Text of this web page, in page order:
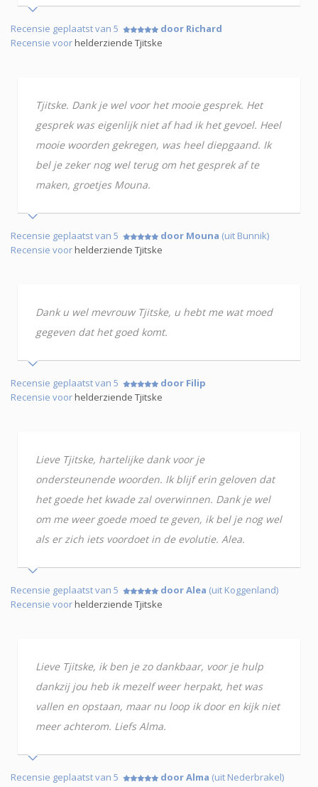
Recensie geplaatst van 5
door Richard
Recensie voorhelderziende Tjitske
Tjitske. Dank je wel voor het mooie gesprek. Het
gesprek was eigenlijk niet af had ik het gevoel. Heel
mooie woorden gekregen, was heel diepgaand. Ik
bel je zeker nog wel terug om het gesprek af te
maken, groetjes Mouna.
Recensie geplaatst van 5 door Mouna (uit Bunnik)
Recensie voorhelderziende Tjitske
Dank u wel mevrouw Tjitske, u hebt me wat moed
gegeven dat het goed komt.
Recensie geplaatst van 5
door Filip
Recensie voorhelderziende Tjitske
Lieve Tjitske, hartelijke dank voor je
ondersteunende woorden. Ik blijf erin geloven dat
het goede het kwade zal overwinnen. Dank je wel
om me weer goede moed te geven, ik bel je nog wel
als er zich iets voordoet in de evolutie. Alea.
Recensie geplaatst van 5 door Alea (uit Koggenland)
Recensie voorhelderziende Tjitske
Lieve Tjitske, ik ben je zo dankbaar, voor je hulp
dankzij jou heb ik mezelf weer herpakt, het was
vallen en opstaan, maar nu loop ik door en kijk niet
meer achterom. Liefs Alma.
Recensie geplaatst van 5 door Alma (uit Nederbrakel)